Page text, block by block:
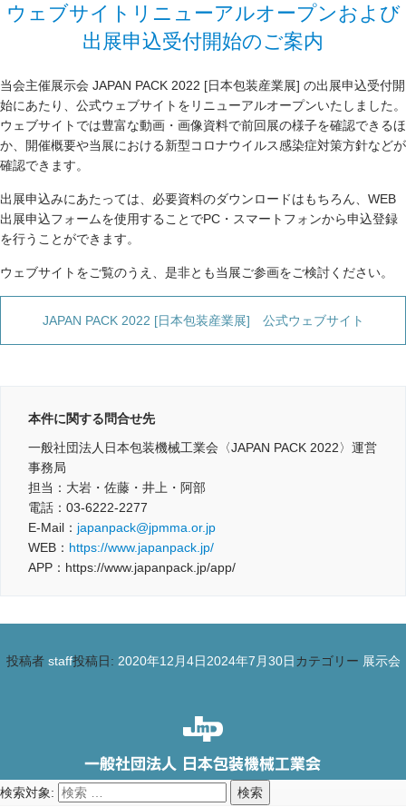
ウェブサイトリニューアルオープンおよび
出展申込受付開始のご案内
当会主催展示会 JAPAN PACK 2022 [日本包装産業展] の出展申込受付開
始にあたり、公式ウェブサイトをリニューアルオープンいたしました。
ウェブサイトでは豊富な動画・画像資料で前回展の様子を確認できるほ
か、開催概要や当展における新型コロナウイルス感染症対策方針などが
確認できます。
出展申込みにあたっては、必要資料のダウンロードはもちろん、WEB
出展申込フォームを使用することでPC・スマートフォンから申込登録
を行うことができます。
ウェブサイトをご覧のうえ、是非とも当展ご参画をご検討ください。
JAPAN PACK 2022 [日本包装産業展] 公式ウェブサイト
本件に関する問合せ先
一般社団法人日本包装機械工業会〈JAPAN PACK 2022〉運営
事務局
担当：大岩・佐藤・井上・阿部
電話：03-6222-2277
E-Mail： japanpack@jpmma.or.jp
WEB： https://www.japanpack.jp/
APP：https://www.japanpack.jp/app/
投稿者 staff投稿日: 2020年12月4日2024年7月30日 カテゴリー 展示会
検索対象: 検索